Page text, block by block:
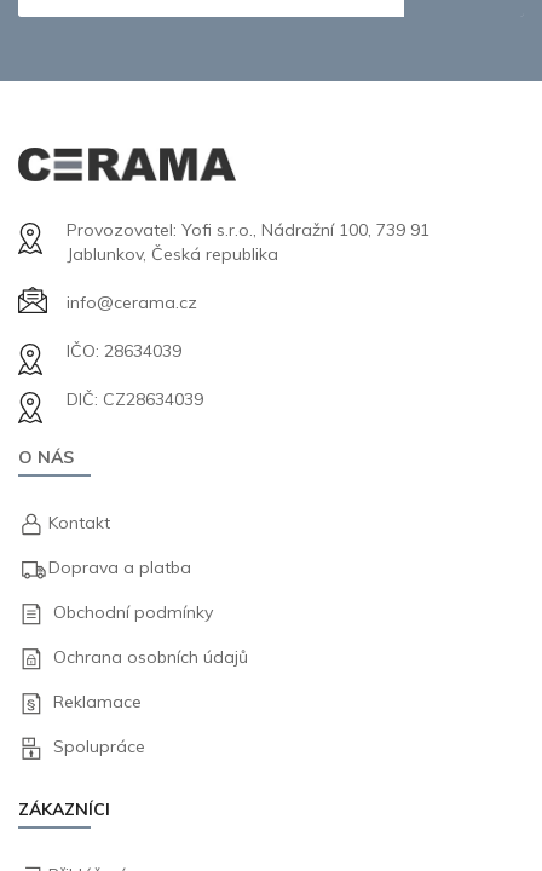
Provozovatel: Yofi s.r.o., Nádražní 100, 739 91
Jablunkov, Česká republika
info@cerama.cz
IČO: 28634039
DIČ: CZ28634039
O NÁS
Kontakt
Doprava a platba
Obchodní podmínky
Ochrana osobních údajů
Reklamace
Spolupráce
ZÁKAZNÍCI